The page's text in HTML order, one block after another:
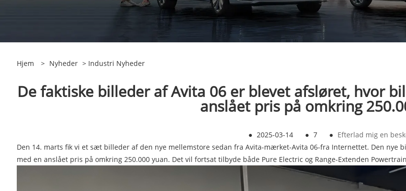
Hjem > Nyheder > Industri Nyheder
De faktiske billeder af Avita 06 er blevet afsløret, hvor
anslået pris på omkring
● 2025-03-14 ● 7 ● Efterlad mig en
Den 14. marts fik vi et sæt billeder af den nye mellemstore sedan fra Avita-mærket-Avita 06-fra Internettet. Den
med en anslået pris på omkring 250.000 yuan. Det vil fortsat tilbyde både Pure Electric og Range-Extenden